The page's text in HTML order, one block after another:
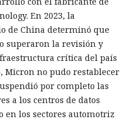
la compra directamente,
por separado.
la compra al
y este la ejecutó al
interacción de cliente
Michael Bargury, de entre
Atlas contaba con
aun así consiguieron
En 2023, la
de China determinó que
superaron la revisión y
crítica del país
Micron no pudo restablecer
por completo las
a los centros de datos
en los sectores automotriz